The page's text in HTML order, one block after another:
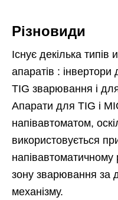
Різновиди
Існує декілька
апаратів :
TIG зварювання і
Апарати для TIG і
напівавтоматом,
використовується
зону зварювання за
механізму.